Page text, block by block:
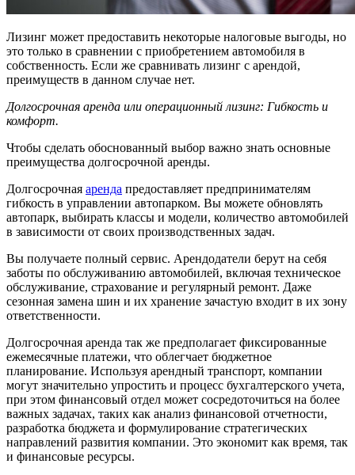
Лизинг может предоставить некоторые налоговые выгоды, но
это только в сравнении с приобретением автомобиля в
собственность. Если же сравнивать лизинг с арендой,
преимуществ в данном случае нет.
Долгосрочная аренда или операционный лизинг: Гибкость и
комфорт.
Чтобы сделать обоснованный выбор важно знать основные
преимущества долгосрочной аренды.
Долгосрочная аренда предоставляет предпринимателям
гибкость в управлении автопарком. Вы можете обновлять
автопарк, выбирать классы и модели, количество автомобилей
в зависимости от своих производственных задач.
Вы получаете полный сервис. Арендодатели берут на себя
заботы по обслуживанию автомобилей, включая техническое
обслуживание, страхование и регулярный ремонт. Даже
сезонная замена шин и их хранение зачастую входит в их зону
ответственности.
Долгосрочная аренда так же предполагает фиксированные
ежемесячные платежи, что облегчает бюджетное
планирование. Используя арендный транспорт, компании
могут значительно упростить и процесс бухгалтерского учета,
при этом финансовый отдел может сосредоточиться на более
важных задачах, таких как анализ финансовой отчетности,
разработка бюджета и формулирование стратегических
направлений развития компании. Это экономит как время, так
и финансовые ресурсы.